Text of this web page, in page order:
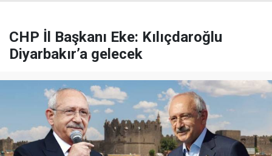
CHP İl Başkanı Eke: Kılıçdaroğlu
Diyarbakır’a gelecek